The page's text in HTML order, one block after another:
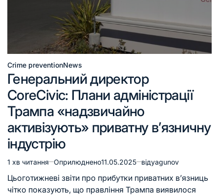
Crime preventionNews
Генеральний директор
CoreCivic: Плани адміністрації
Трампа «надзвичайно
активізують» приватну в’язничну
індустрію
1 хв читання Оприлюднено11.05.2025 відyagunov
Цьоготижневі звіти про прибутки приватних в’язниць
чітко показують, що правління Трампа виявилося